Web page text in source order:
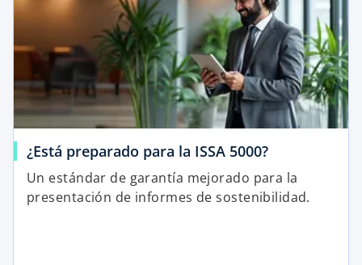
¿Está preparado para la ISSA 5000?
Un estándar de garantía mejorado para la
presentación de informes de sostenibilidad.